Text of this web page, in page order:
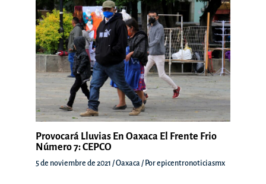
Provocará Lluvias En Oaxaca El Frente Frio
Número 7: CEPCO
5 de noviembre de 2021 /Oaxaca / Porepicentronoticiasmx